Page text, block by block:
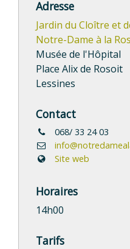
Adresse
Jardin du Cloître et
Notre-Dame à la
Musée de l'Hôpital
Place Alix de Rosoit
Lessines
Contact
068/ 33 24 03
Site web
Horaires
14h00
Tarifs